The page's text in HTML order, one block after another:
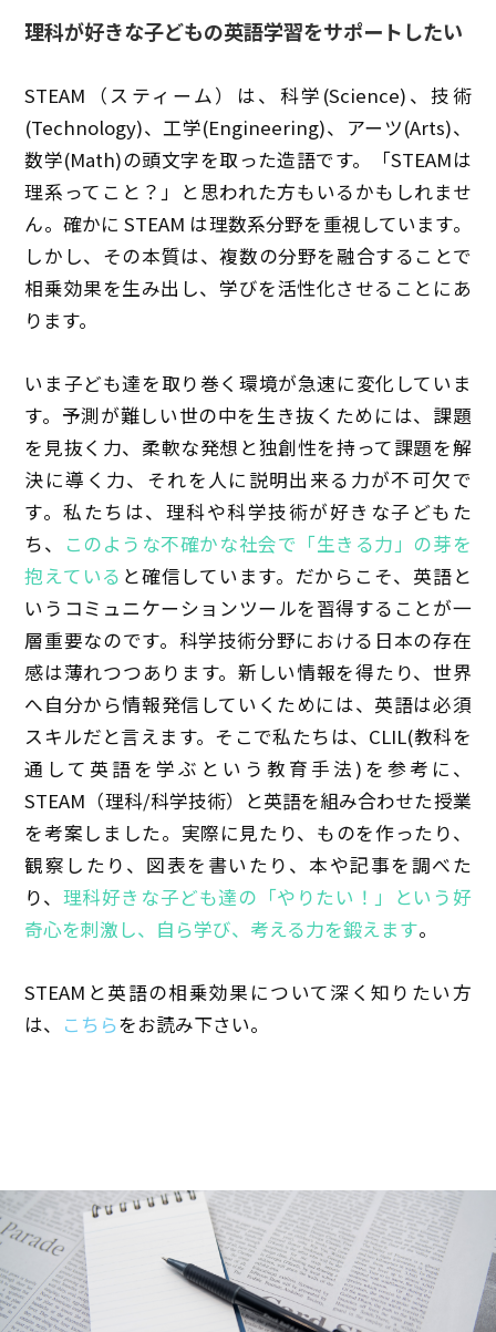
理科が好きな子どもの英語学習をサポートしたい
STEAM（スティーム）は、科学(Science)、技術
(Technology)、工学(Engineering)、アーツ(Arts)、
数学(Math)の頭文字を取った造語です。「STEAMは
理系ってこと？」と思われた方もいるかもしれませ
ん。確かに STEAM は理数系分野を重視しています。
しかし、その本質は、複数の分野を融合することで
相乗効果を生み出し、学びを活性化させることにあ
ります。
いま子ども達を取り巻く環境が急速に変化していま
す。予測が難しい世の中を生き抜くためには、課題
を見抜く力、柔軟な発想と独創性を持って課題を解
決に導く力、それを人に説明出来る力が不可欠で
す。私たちは、理科や科学技術が好きな子どもた
ち、
このような不確かな社会で「生きる力」の芽を
抱えている と確信しています。だからこそ、英語と
いうコミュニケーションツールを習得することが一
層重要なのです。科学技術分野における日本の存在
感は薄れつつあります。新しい情報を得たり、世界
へ自分から情報発信していくためには、英語は必須
スキルだと言えます。そこで私たちは、CLIL(教科を
通して英語を学ぶという教育手法)を参考に、
STEAM（理科/科学技術）と英語を組み合わせた授業
を考案しました。実際に見たり、ものを作ったり、
観察したり、図表を書いたり、本や記事を調べた
り、 理科好きな子ども達の「やりたい！」という好
奇心を刺激し、自ら学び、考える力を鍛えます。
STEAMと英語の相乗効果について深く知りたい方
は、 こちらをお読み下さい。